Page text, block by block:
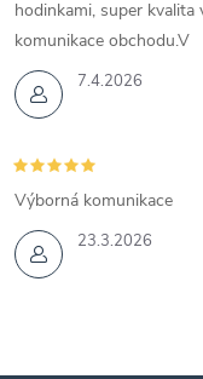
7.4.2026
hodinkami, super
komunikace obchodu.V
23.3.2026
Výborná komunikace